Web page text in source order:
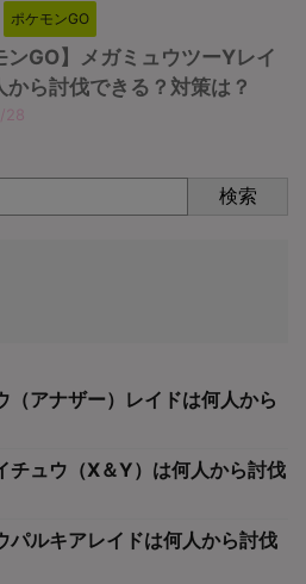
ポケモンGO
ンGO】メガミュウツーYレイ
から討伐できる？対策は？
28
検索
（アナザー）レイドは何人から
チュウ（X＆Y）は何人から討伐
パルキアレイドは何人から討伐